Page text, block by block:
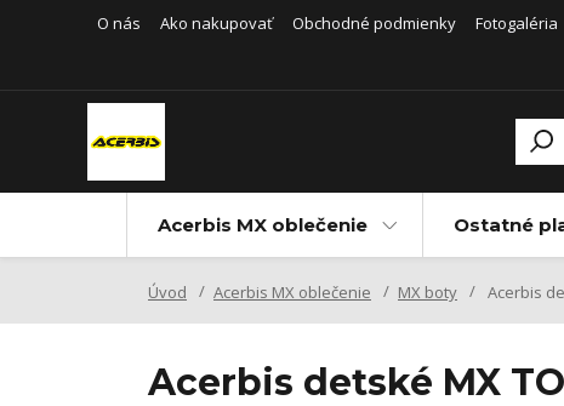
O nás Ako nakupovať Obchodné podmienky Fotogaléria
Acerbis MX oblečenie Ostatné
Úvod Acerbis MX oblečenie MX boty Acerbis
Acerbis detské MX